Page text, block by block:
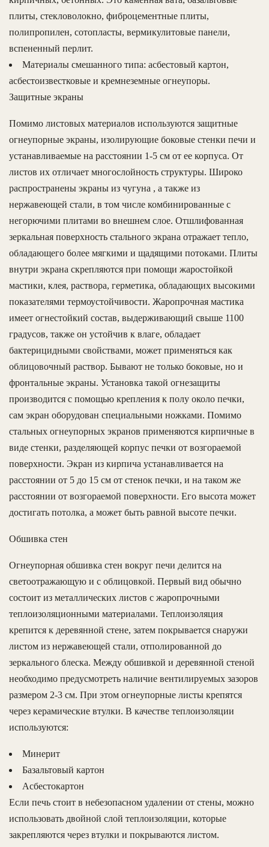
плиты, стекловолокно, фиброцементные плиты,
полипропилен, сотопласты, вермикулитовые панели,
вспененный перлит.
Материалы смешанного типа: асбестовый картон,
асбестоизвестковые и кремнеземные огнеупоры.
Защитные экраны
Помимо листовых материалов используются защитные
огнеупорные экраны, изолирующие боковые стенки печи и
устанавливаемые на расстоянии 1-5 см от ее корпуса. От
листов их отличает многослойность структуры. Широко
распространены экраны из чугуна , а также из
нержавеющей стали, в том числе комбинированные с
негорючими плитами во внешнем слое. Отшлифованная
зеркальная поверхность стального экрана отражает тепло,
обладающего более мягкими и щадящими потоками. Плиты
внутри экрана скрепляются при помощи жаростойкой
мастики, клея, раствора, герметика, обладающих высокими
показателями термоустойчивости. Жаропрочная мастика
имеет огнестойкий состав, выдерживающий свыше 1100
градусов, также он устойчив к влаге, обладает
бактерицидными свойствами, может применяться как
облицовочный раствор. Бывают не только боковые, но и
фронтальные экраны. Установка такой огнезащиты
производится с помощью крепления к полу около печки,
сам экран оборудован специальными ножками. Помимо
стальных огнеупорных экранов применяются кирпичные в
виде стенки, разделяющей корпус печки от возгораемой
поверхности. Экран из кирпича устанавливается на
расстоянии от 5 до 15 см от стенок печки, и на таком же
расстоянии от возгораемой поверхности. Его высота может
достигать потолка, а может быть равной высоте печки.
Обшивка стен
Огнеупорная обшивка стен вокруг печи делится на
светоотражающую и с облицовкой. Первый вид обычно
состоит из металлических листов с жаропрочными
теплоизоляционными материалами. Теплоизоляция
крепится к деревянной стене, затем покрывается снаружи
листом из нержавеющей стали, отполированной до
зеркального блеска. Между обшивкой и деревянной стеной
необходимо предусмотреть наличие вентилируемых зазоров
размером 2-3 см. При этом огнеупорные листы крепятся
через керамические втулки. В качестве теплоизоляции
используются:
Минерит
Базальтовый картон
Асбестокартон
Если печь стоит в небезопасном удалении от стены, можно
использовать двойной слой теплоизоляции, которые
закрепляются через втулки и покрываются листом.